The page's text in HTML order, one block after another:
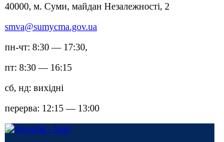
40000, м. Суми, майдан Незалежності, 2
smva@sumycma.gov.ua
пн-чт: 8:30 — 17:30,
пт: 8:30 — 16:15
сб, нд: вихідні
перерва: 12:15 — 13:00